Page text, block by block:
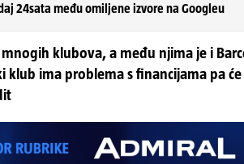
24sata među omiljene izvore na Googleu
klubova, a među njima je i
klub ima problema s financijama pa